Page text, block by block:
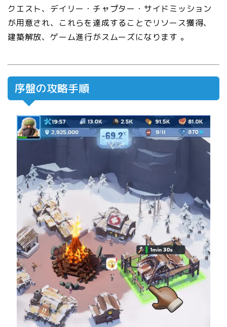
クエスト、デイリー・チャプター・サイドミッション
が用意され、これらを達成することでリソース獲得、
建築解放、ゲーム進行がスムーズになります 。
序盤の攻略手順